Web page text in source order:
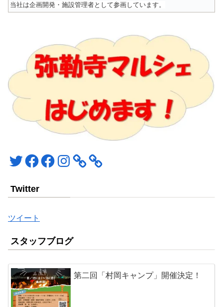
当社は企画開発・施設管理者として参画しています。
TwitterFacebookFacebookInstagram
Twitter
ツイート
スタッフブログ
第二回「村岡キャンプ」開催決定！